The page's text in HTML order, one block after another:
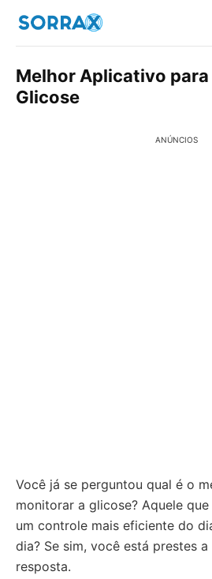
Melhor Aplicativo
Glicose
ANÚNCIOS
Você já se perguntou qual é o
monitorar a glicose? Aquele
um controle mais eficiente do
dia? Se sim, você está prestes
resposta.